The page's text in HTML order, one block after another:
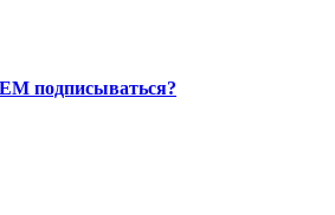
подписываться?